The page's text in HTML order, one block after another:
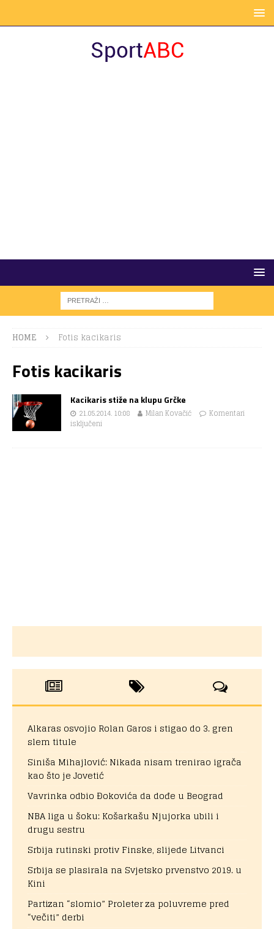
HOME Fotis kacikaris
Fotis kacikaris
Kacikaris stiže na klupu Grčke
21.05.2014. 10:08 Milan Kovačić
Komentari
isključeni
Alkaras osvojio Rolan Garos i stigao do 3. gren
slem titule
Siniša Mihajlović: Nikada nisam trenirao igrača
kao što je Jovetić
Vavrinka odbio Đokovića da dođe u Beograd
NBA liga u šoku: Košarkašu Njujorka ubili i
drugu sestru
Srbija rutinski protiv Finske, slijede Litvanci
Srbija se plasirala na Svjetsko prvenstvo 2019. u
Kini
Partizan “slomio” Proleter za poluvreme pred
“večiti” derbi